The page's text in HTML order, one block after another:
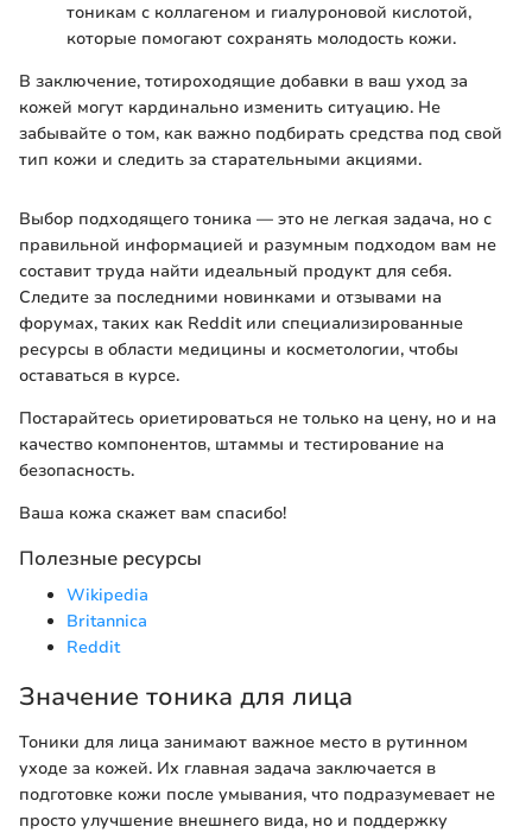
тоникам с коллагеном и гиалуроновой кислотой,
которые помогают сохранять молодость кожи.
В заключение, тотироходящие добавки в ваш уход за
кожей могут кардинально изменить ситуацию. Не
забывайте о том, как важно подбирать средства под свой
тип кожи и следить за старательными акциями.
Выбор подходящего тоника — это не легкая задача, но с
правильной информацией и разумным подходом вам не
составит труда найти идеальный продукт для себя.
Следите за последними новинками и отзывами на
форумах, таких как Reddit или специализированные
ресурсы в области медицины и косметологии, чтобы
оставаться в курсе.
Постарайтесь ориетироваться не только на цену, но и на
качество компонентов, штаммы и тестирование на
безопасность.
Ваша кожа скажет вам спасибо!
Полезные ресурсы
Wikipedia
Britannica
Reddit
Значение тоника для лица
Тоники для лица занимают важное место в рутинном
уходе за кожей. Их главная задача заключается в
подготовке кожи после умывания, что подразумевает не
просто улучшение внешнего вида, но и поддержку